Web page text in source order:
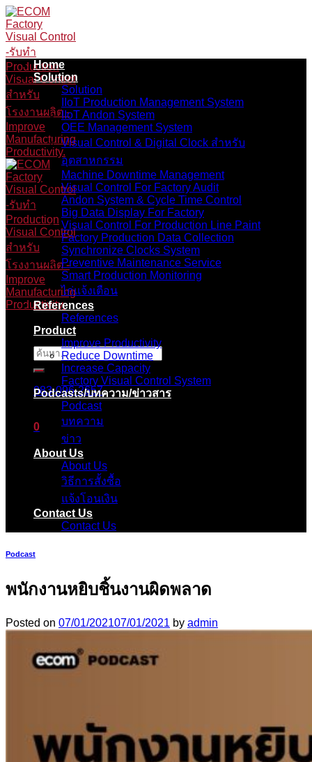
Skip
to
content
ค้นหา:
083-096-2657
0
ตะกร้าสินค้า
ไม่มีสินค้าในตะกร้า
Home
Solution
Solution
IIoT Production Management System
IIoT Andon System
OEE Management System
Visual Control & Digital Clock สำหรับ
อุตสาหกรรม
Machine Downtime Management
Visual Control For Factory Audit
Andon System & Cycle Time Control
Big Data Display For Factory
Visual Control For Production Line Paint
Factory Production Data Collection
Synchronize Clocks System
Preventive Maintenance Service
Smart Production Monitoring
ไก่แจ้งเตือน
References
References
Product
Improve Productivity
Reduce Downtime
Increase Capacity
Factory Visual Control System
Podcasts/บทความ/ข่าวสาร
Podcast
บทความ
ข่าว
About Us
About Us
วิธีการสั้งซื้อ
แจ้งโอนเงิน
Contact Us
Contact Us
Podcast
พนักงานหยิบชิ้นงานผิดพลาด
Posted on 07/01/202107/01/2021 by admin